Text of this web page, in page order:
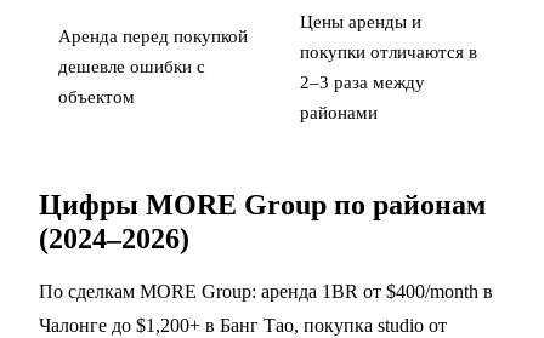
Аренда перед покупкой
дешевле ошибки с
объектом
Цены аренды и
покупки отличаются в
2–3 раза между
районами
Цифры MORE Group по районам
(2024–2026)
По сделкам MORE Group: аренда 1BR от $400/month в
Чалонге до $1,200+ в Банг Тао, покупка studio от